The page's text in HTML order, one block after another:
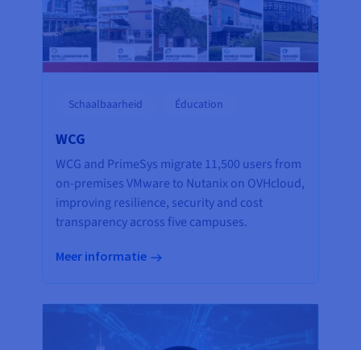
Schaalbaarheid Éducation
WCG
WCG and PrimeSys migrate 11,500 users from
on-premises VMware to Nutanix on OVHcloud,
improving resilience, security and cost
transparency across five campuses.
Meer informatie